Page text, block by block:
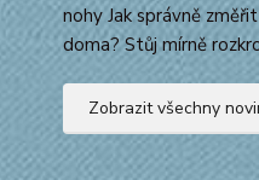
nohy Jak správně
doma? Stůj mírně
Zobrazit všechny